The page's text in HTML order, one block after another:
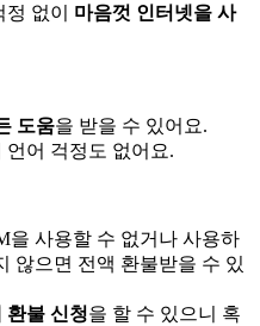
없이 마음껏 인터넷을 사
도움을 받을 수 있어요.
언어 걱정도 없어요.
을 사용할 수 없거나 사용하
않으면 전액 환불받을 수 있
환불 신청을 할 수 있으니 혹